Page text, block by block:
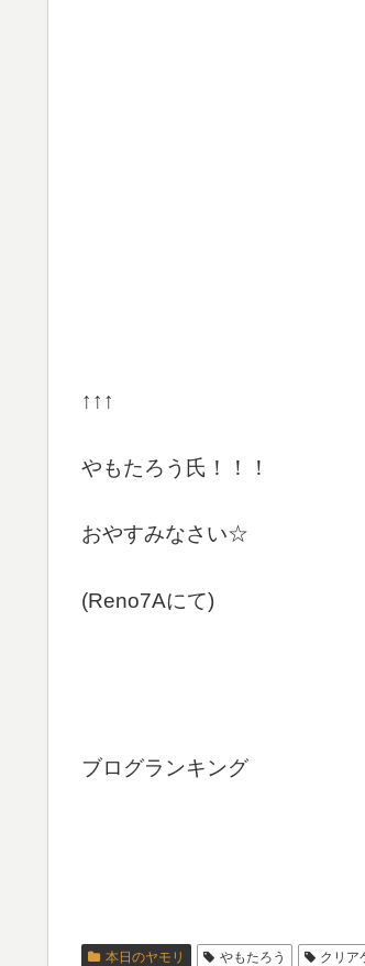
↑↑↑
やもたろう氏！！！
おやすみなさい☆
(Reno7Aにて)
ブログランキング
本日のヤモリ やもたろう クリア